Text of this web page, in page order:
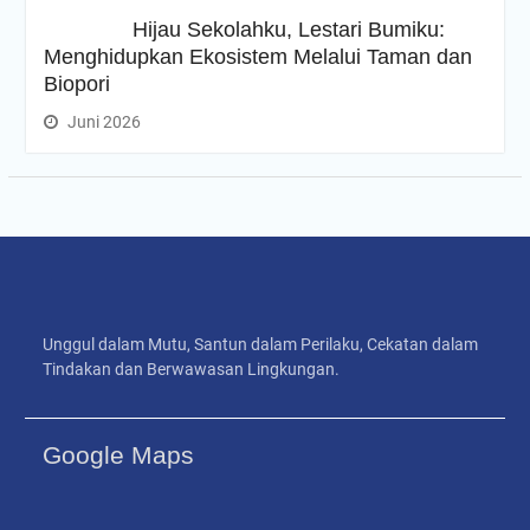
Hijau Sekolahku, Lestari Bumiku:
Menghidupkan Ekosistem Melalui Taman dan
Biopori
Juni 2026
Unggul dalam Mutu, Santun dalam Perilaku, Cekatan dalam
Tindakan dan Berwawasan Lingkungan.
Google Maps